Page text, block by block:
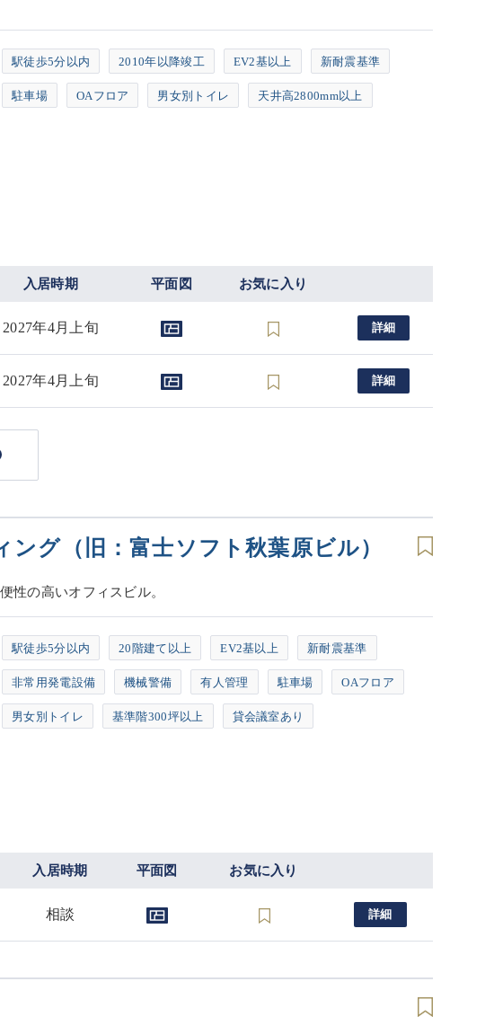
駅徒歩5分以内 2010年以降竣工 EV2基以上 新耐震基準
駐車場 OAフロア 男女別トイレ 天井高2800mm以上
入居時期 平面図 お気に入り
2027年4月上旬 詳細
2027年4月上旬 詳細
グ（旧：富士ソフト秋葉原ビル）
性の高いオフィスビル。
駅徒歩5分以内 20階建て以上 EV2基以上 新耐震基準
非常用発電設備 機械警備 有人管理 駐車場 OAフロア
男女別トイレ 基準階300坪以上 貸会議室あり
入居時期 平面図 お気に入り
相談 詳細